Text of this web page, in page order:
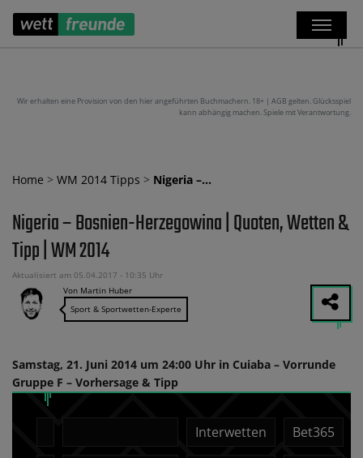
Wir erhalten eine Provision von den hier angeführten Buchmachern. 18+ | AGB gelten. Glücksspiel
kann abhängig machen. Spiele mit Verantwortung.
Home > WM 2014 Tipps > Nigeria –…
Nigeria – Bosnien-Herzegowina | Quoten, Wetten &
Tipp | WM 2014
Aktualisiert am 05.04.2017 - 10:35 Uhr
Von Martin Huber
Sport & Sportwetten-Experte
Samstag, 21. Juni 2014 um 24:00 Uhr in Cuiaba – Vorrunde
Gruppe F – Vorhersage & Tipp
Interwetten Bet365